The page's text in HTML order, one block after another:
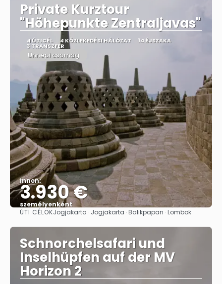
Private Kurztour
"Höhepunkte Zentraljavas"
4 ÚTICÉL 4 KÖZLEKEDÉSI HÁLÓZAT 14 ÉJSZAKA
3 TRANSZFER
Ünnepi csomag
innen:
3.930 €
személyenként
Megnézem
ÚTI CÉLOKJogjakarta · Jogjakarta · Balikpapan · Lombok
Schnorchelsafari und
Inselhüpfen auf der MV
Horizon 2